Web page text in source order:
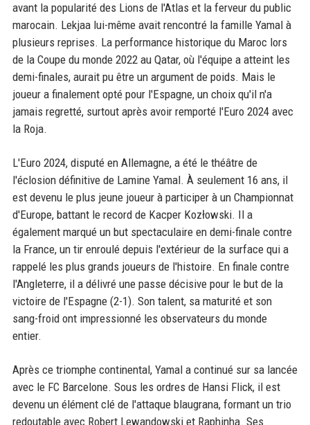
avant la popularité des Lions de l'Atlas et la ferveur du public
marocain. Lekjaa lui-même avait rencontré la famille Yamal à
plusieurs reprises. La performance historique du Maroc lors
de la Coupe du monde 2022 au Qatar, où l'équipe a atteint les
demi-finales, aurait pu être un argument de poids. Mais le
joueur a finalement opté pour l'Espagne, un choix qu'il n'a
jamais regretté, surtout après avoir remporté l'Euro 2024 avec
la Roja.
L'Euro 2024, disputé en Allemagne, a été le théâtre de
l'éclosion définitive de Lamine Yamal. À seulement 16 ans, il
est devenu le plus jeune joueur à participer à un Championnat
d'Europe, battant le record de Kacper Kozłowski. Il a
également marqué un but spectaculaire en demi-finale contre
la France, un tir enroulé depuis l'extérieur de la surface qui a
rappelé les plus grands joueurs de l'histoire. En finale contre
l'Angleterre, il a délivré une passe décisive pour le but de la
victoire de l'Espagne (2-1). Son talent, sa maturité et son
sang-froid ont impressionné les observateurs du monde
entier.
Après ce triomphe continental, Yamal a continué sur sa lancée
avec le FC Barcelone. Sous les ordres de Hansi Flick, il est
devenu un élément clé de l'attaque blaugrana, formant un trio
redoutable avec Robert Lewandowski et Raphinha. Ses